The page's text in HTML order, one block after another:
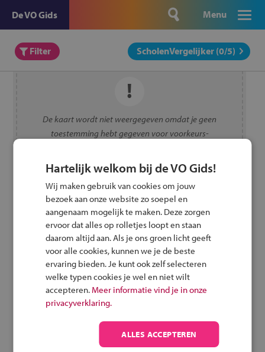
De VO Gids Menu
ScholenVergelijker (0/5)
Filter
scholengevonden in Emmeloord en omstreken.
Klik op de school voor meer informatie.
De kaart wordt niet weergegeven omdat je geen
toestemming hebt gegeven voor voorkeurs-
Toestemming wijzigen
Hartelijk welkom bij de VO Gids!
Wij maken gebruik van cookies om jouw
bezoek aan onze website zo soepel en
aangenaam mogelijk te maken. Deze zorgen
ervoor dat alles op rolletjes loopt en staan
daarom altijd aan. Als je ons groen licht geeft
voor alle cookies, kunnen we je de beste
ervaring bieden. Je kunt ook zelf selecteren
welke typen cookies je wel en niet wilt
accepteren. Meer informatie vind je in onze
privacyverklaring.
ALLES ACCEPTEREN